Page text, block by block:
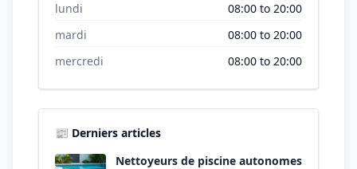
lundi
08:00 to 20:00
mardi
08:00 to 20:00
mercredi
08:00 to 20:00
📰 Derniers articles
Nettoyeurs de piscine autonomes